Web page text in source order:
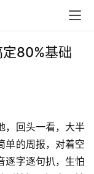
80%基础
，回头一看，大半
的周报，对着空
逐字逐句扒，生怕